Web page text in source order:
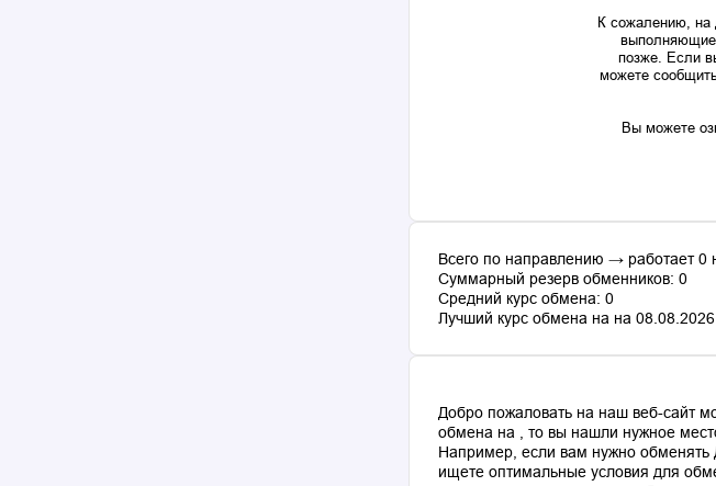
К сожалению, на
позже. Если
можете
Вы можете
Всего по направлению → работает 0
Суммарный резерв обменников: 0
Средний курс обмена: 0
Лучший курс обмена на на
Добро пожаловать на наш веб-сайт
обмена на , то вы нашли нужное
Например, если вам нужно обменять
ищете оптимальные условия для